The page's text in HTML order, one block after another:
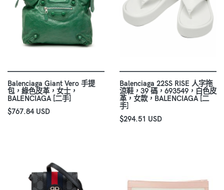
Balenciaga Giant Vero 手提
包，綠色皮革，女士，
BALENCIAGA [二手]
$767.84 USD
Balenciaga 22SS RISE 人字拖
涼鞋，39 碼，693549，白色皮
革，女款，BALENCIAGA [二
手]
$294.51 USD